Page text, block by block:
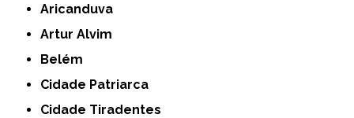
Aricanduva
Artur Alvim
Belém
Cidade Patriarca
Cidade Tiradentes